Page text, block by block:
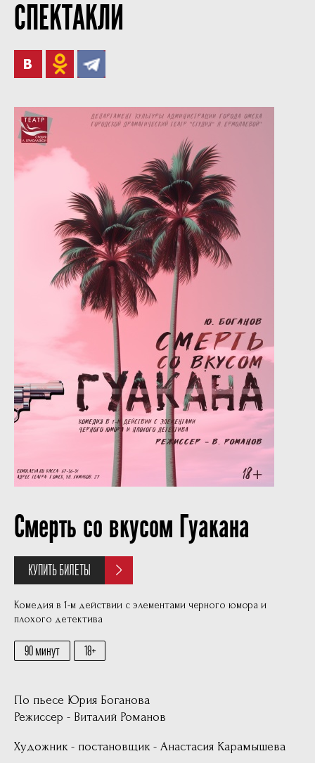
СПЕКТАКЛИ
Смерть со вкусом Гуакана
КУПИТЬ БИЛЕТЫ
Комедия в 1-м действии с элементами черного юмора и
плохого детектива
90 минут 18
По пьесе Юрия Боганова
Режиссер - Виталий Романов
Художник - постановщик - Анастасия Карамышева